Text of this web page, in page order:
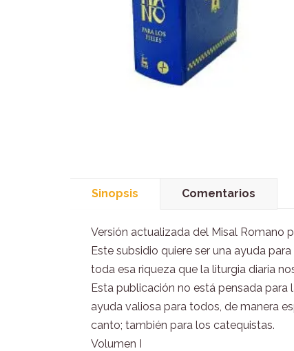
Sinopsis Comentarios
Versión actualizada del Misal Romano
Este subsidio quiere ser una ayuda
toda esa riqueza que la liturgia diaria
Esta publicación no está pensada para
ayuda valiosa para todos, de manera
canto; también para los catequistas.
Volumen I